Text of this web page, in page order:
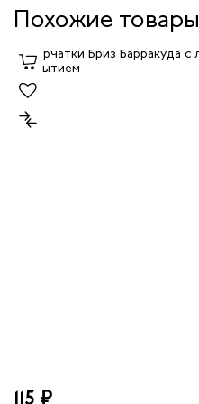
Похожие товары
115 ₽